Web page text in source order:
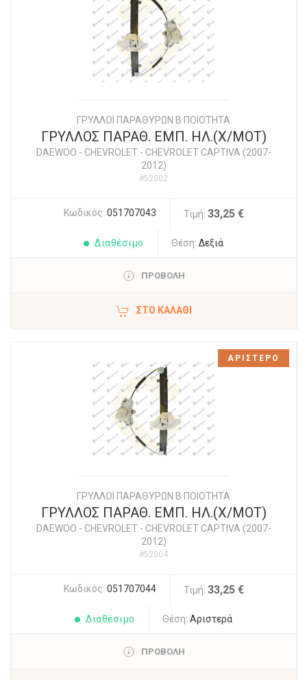
ΓΡΥΛΛΟΙ ΠΑΡΑΘΥΡΩΝ Β ΠΟΙΟΤΗΤΑ
ΓΡΥΛΛΟΣ ΠΑΡΑΘ. ΕΜΠ. ΗΛ.(Χ/ΜΟΤ)
DAEWOO - CHEVROLET- CHEVROLET CAPTIVA (2007-
2012)
#52002
Κωδικός: 051707043 Τιμή: 33,25 €
Διαθέσιμο Θέση: Δεξιά
ΠΡΟΒΟΛΗ
ΣΤΟ ΚΑΛΆΘΙ
ΓΡΥΛΛΟΙ ΠΑΡΑΘΥΡΩΝ Β ΠΟΙΟΤΗΤΑ
ΓΡΥΛΛΟΣ ΠΑΡΑΘ. ΕΜΠ. ΗΛ.(Χ/ΜΟΤ)
DAEWOO - CHEVROLET- CHEVROLET CAPTIVA (2007-
2012)
#52004
Κωδικός: 051707044 Τιμή: 33,25 €
Διαθέσιμο Θέση: Αριστερά
ΠΡΟΒΟΛΗ
ΑΡΙΣΤΕΡΟ